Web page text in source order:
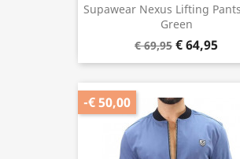
Supawear Nexus Lifting
Green
€ 69,95 € 64,95
-€ 50,00